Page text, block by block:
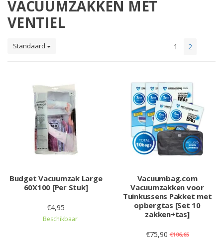
VACUUMZAKKEN MET
VENTIEL
Standaard 1 2
Budget Vacuumzak Large
60X100 [Per Stuk]
€4,95
Beschikbaar
Vacuumbag.com
Vacuumzakken voor
Tuinkussens Pakket met
opbergtas [Set 10
zakken+tas]
€75,90 €106,65